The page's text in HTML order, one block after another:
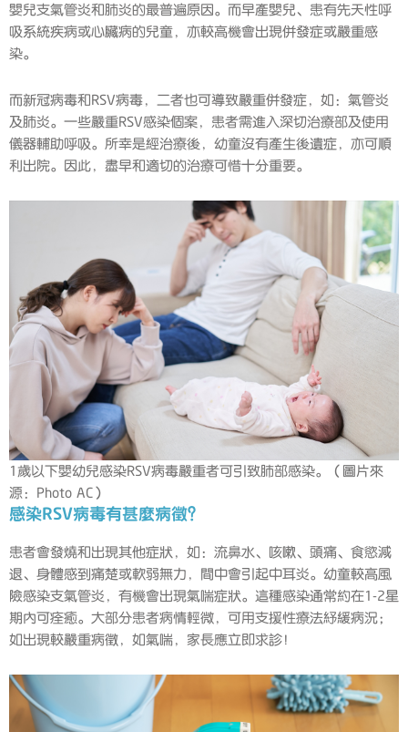
嬰兒支氣管炎和肺炎的最普遍原因。而早產嬰兒、患有先天性呼
吸系統疾病或心臟病的兒童，亦較高機會出現併發症或嚴重感
染。
而新冠病毒和RSV病毒，二者也可導致嚴重併發症，如：氣管炎
及肺炎。一些嚴重RSV感染個案，患者需進入深切治療部及使用
儀器輔助呼吸。所幸是經治療後，幼童沒有產生後遺症，亦可順
利出院。因此，盡早和適切的治療可惜十分重要。
1歲以下嬰幼兒感染RSV病毒嚴重者可引致肺部感染。（圖片來
源：Photo AC）
感染RSV病毒有甚麼病徵？
患者會發燒和出現其他症狀，如：流鼻水、咳嗽、頭痛、食慾減
退、身體感到痛楚或軟弱無力，間中會引起中耳炎。幼童較高風
險感染支氣管炎，有機會出現氣喘症狀。這種感染通常約在1-2星
期內可痊癒。大部分患者病情輕微，可用支援性療法紓緩病況；
如出現較嚴重病徵，如氣喘，家長應立即求診！